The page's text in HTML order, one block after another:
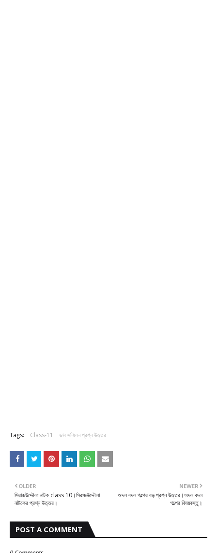
Tags: Class-11 ভাব সম্মিলন প্রশ্ন উত্তর
NEWER
অদল বদল গল্পের বড় প্রশ্ন উত্তর।অদল বদল
গল্পের বিষয়বস্তু।
OLDER
সিরাজউদ্দৌলা নাটক class 10।সিরাজউদ্দৌলা
নাটকের প্রশ্ন উত্তর।
POST A COMMENT